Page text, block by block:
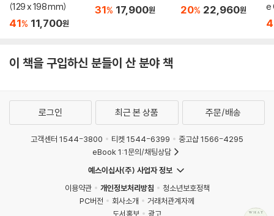
(129 x 198 mm)
41% 11,700원
31% 17,900원 20% 22,960원
e
이 책을 구입하신 분들이 산 분야 책
로그인 최근 본 상품 주문/배송
고객센터 1544-3800 티켓 1544-6399
중고샵 1566-4295
eBook 1:1문의/채팅상담
예스이십사(주) 사업자 정보
이용약관
개인정보처리방침
청소년보호정책
PC버전
회사소개
거래처관계자께
도서홍보
광고